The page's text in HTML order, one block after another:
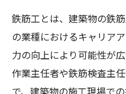
鉄筋工とは、建築物の鉄
の業種におけるキャリア
力の向上により可能性が
作業主任者や鉄筋検査主